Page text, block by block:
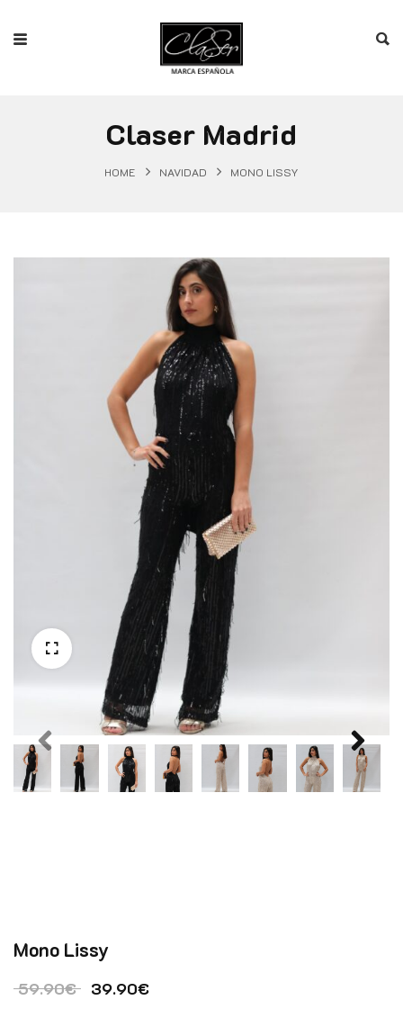
Claser Madrid
HOME NAVIDAD MONO LISSY
Mono Lissy
59.90€ El precio original era: 59.90€.
39.90€El precio actual es: 39.90€.